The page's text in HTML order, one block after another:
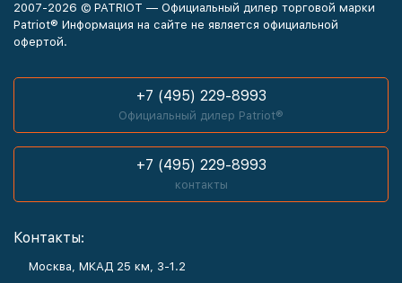
2007-2026 © PATRIOT — Официальный дилер торговой марки
Patriot® Информация на сайте не является официальной
офертой.
+7 (495) 229-8993
Официальный дилер Patriot®
+7 (495) 229-8993
контакты
Контакты:
Москва, МКАД 25 км, З-1.2